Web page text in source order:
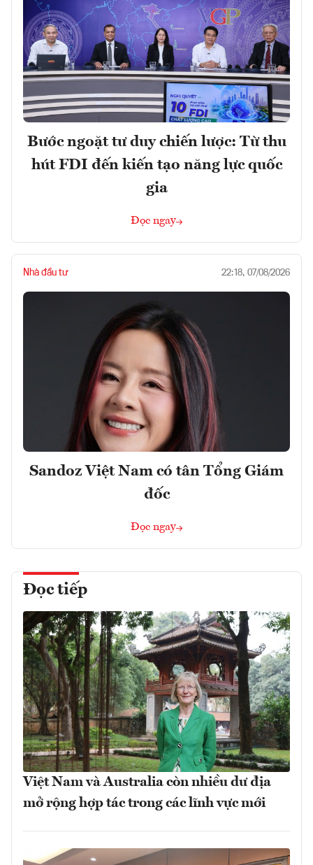
Bước ngoặt tư duy chiến lược: Từ thu
hút FDI đến kiến tạo năng lực quốc
gia
Đọc ngay
Nhà đầu tư 22:18, 07/08/2026
Sandoz Việt Nam có tân Tổng Giám
đốc
Đọc ngay
Đọc tiếp
Việt Nam và Australia còn nhiều dư địa
mở rộng hợp tác trong các lĩnh vực mới